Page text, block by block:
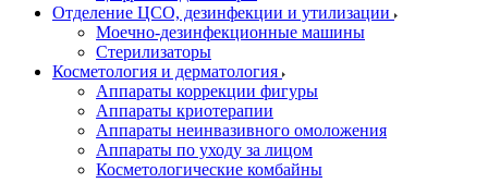
Отделение ЦСО, дезинфекции и утилизации
Моечно-дезинфекционные машины
Стерилизаторы
Косметология и дерматология
Аппараты коррекции фигуры
Аппараты криотерапии
Аппараты неинвазивного омоложения
Аппараты по уходу за лицом
Косметологические комбайны